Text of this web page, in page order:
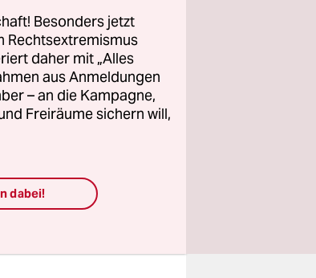
Besonders jetzt
Rechtsextremismus
daher mit „Alles
aus Anmeldungen
– an die Kampagne,
Freiräume sichern will,
dabei!